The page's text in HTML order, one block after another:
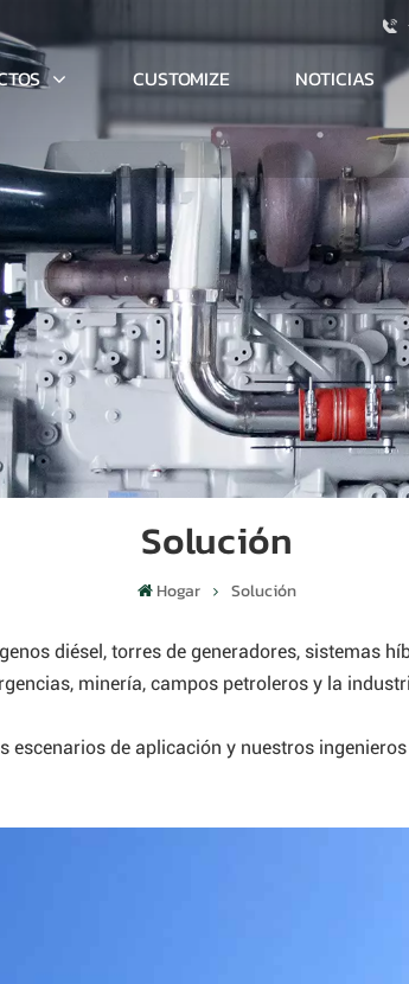
CUSTOMIZE NOTICIAS
Solución
Hogar Solución
diésel, torres de generadores, sistemas
minería, campos petroleros y la
de aplicación y nuestros